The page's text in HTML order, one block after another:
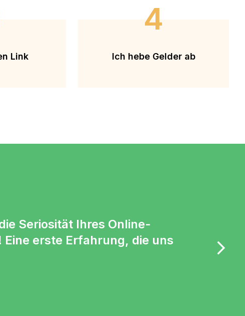
Link
4
Ich hebe Gelder ab
Seriosität Ihres Online-
erste Erfahrung, die uns